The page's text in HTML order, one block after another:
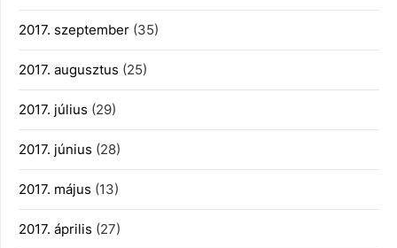
2017. szeptember (35)
2017. augusztus (25)
2017. július (29)
2017. június (28)
2017. május (13)
2017. április (27)